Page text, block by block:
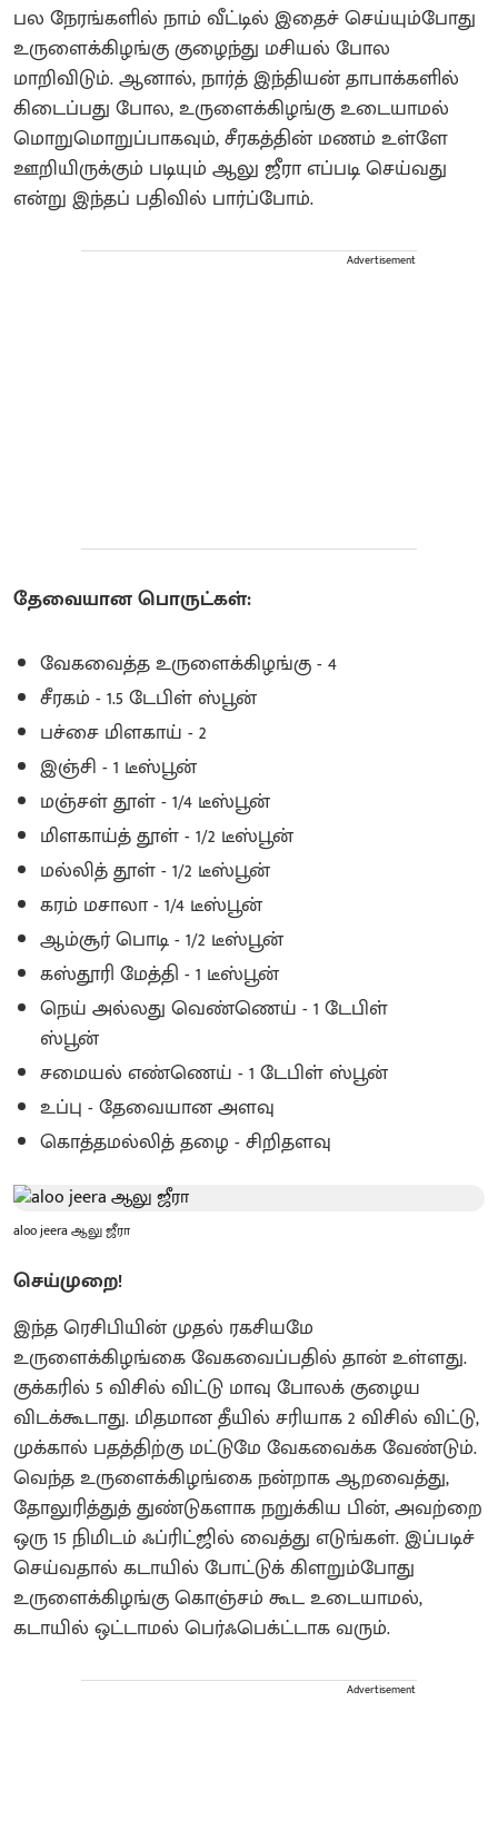
பல நேரங்களில் நாம் வீட்டில் இதைச் செய்யும்போது
உருளைக்கிழங்கு குழைந்து மசியல் போல
மாறிவிடும். ஆனால், நார்த் இந்தியன் தாபாக்களில்
கிடைப்பது போல, உருளைக்கிழங்கு உடையாமல்
மொறுமொறுப்பாகவும், சீரகத்தின் மணம் உள்ளே
ஊறியிருக்கும் படியும் ஆலு ஜீரா எப்படி செய்வது
என்று இந்தப் பதிவில் பார்ப்போம்.
Advertisement
தேவையான பொருட்கள்:
வேகவைத்த உருளைக்கிழங்கு - 4
சீரகம் - 1.5 டேபிள் ஸ்பூன்
பச்சை மிளகாய் - 2
இஞ்சி - 1 டீஸ்பூன்
மஞ்சள் தூள் - 1/4 டீஸ்பூன்
மிளகாய்த் தூள் - 1/2 டீஸ்பூன்
மல்லித் தூள் - 1/2 டீஸ்பூன்
கரம் மசாலா - 1/4 டீஸ்பூன்
ஆம்சூர் பொடி - 1/2 டீஸ்பூன்
கஸ்தூரி மேத்தி - 1 டீஸ்பூன்
நெய் அல்லது வெண்ணெய் - 1 டேபிள்
ஸ்பூன்
சமையல் எண்ணெய் - 1 டேபிள் ஸ்பூன்
உப்பு - தேவையான அளவு
கொத்தமல்லித் தழை - சிறிதளவு
aloo jeera ஆலு ஜீரா
செய்முறை!
இந்த ரெசிபியின் முதல் ரகசியமே
உருளைக்கிழங்கை வேகவைப்பதில் தான் உள்ளது.
குக்கரில் 5 விசில் விட்டு மாவு போலக் குழைய
விடக்கூடாது. மிதமான தீயில் சரியாக 2 விசில் விட்டு,
முக்கால் பதத்திற்கு மட்டுமே வேகவைக்க வேண்டும்.
வெந்த உருளைக்கிழங்கை நன்றாக ஆறவைத்து,
தோலுரித்துத் துண்டுகளாக நறுக்கிய பின், அவற்றை
ஒரு 15 நிமிடம் ஃப்ரிட்ஜில் வைத்து எடுங்கள். இப்படிச்
செய்வதால் கடாயில் போட்டுக் கிளறும்போது
உருளைக்கிழங்கு கொஞ்சம் கூட உடையாமல்,
கடாயில் ஒட்டாமல் பெர்ஃபெக்ட்டாக வரும்.
Advertisement